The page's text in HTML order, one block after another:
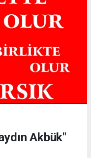
Akbük"